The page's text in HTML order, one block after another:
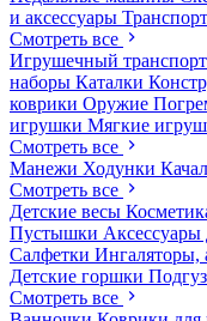
и аксессуары
Смотреть все
Игрушечный транспорт
наборы Каталки
коврики Оружие
игрушки Мягкие
Смотреть все
Манежи Ходунки
Смотреть все
Детские весы
Пустышки
Салфетки Ингаляторы,
Детские горшки
Смотреть все